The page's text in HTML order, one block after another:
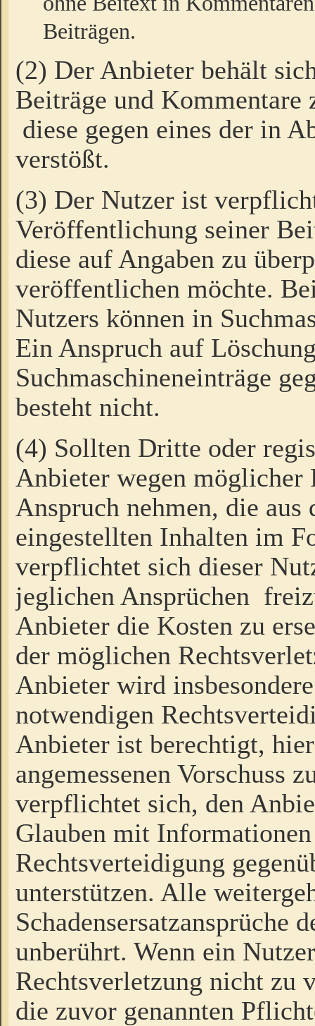
Beiträgen.
(2) Der Anbieter behält
Beiträge und Kommentare
diese gegen eines der in
verstößt.
(3) Der Nutzer ist
Veröffentlichung seiner
diese auf Angaben zu
veröffentlichen möchte.
Nutzers können in
Ein Anspruch auf
Suchmaschineneinträge
besteht nicht.
(4) Sollten Dritte oder
Anbieter wegen möglicher
Anspruch nehmen, die
eingestellten Inhalten im
verpflichtet sich dieser
jeglichen Ansprüchen
Anbieter die Kosten zu
der möglichen
Anbieter wird
notwendigen
Anbieter ist berechtigt,
angemessenen Vorschuss
verpflichtet sich, den
Glauben mit
Rechtsverteidigung
unterstützen. Alle
Schadensersatzansprüche
unberührt. Wenn ein
Rechtsverletzung nicht zu
die zuvor genannten